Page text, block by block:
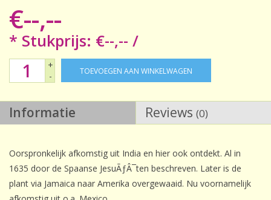
€--,--
* Stukprijs: €--,-- /
+
-
TOEVOEGEN AAN WINKELWAGEN
Informatie Reviews (0)
Oorspronkelijk afkomstig uit India en hier ook ontdekt. Al in
1635 door de Spaanse JesuÃƒÂ¯ten beschreven. Later is de
plant via Jamaica naar Amerika overgewaaid. Nu voornamelijk